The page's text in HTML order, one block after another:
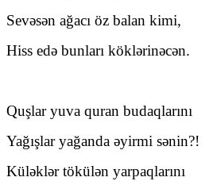
Sevəsən ağacı öz balan kimi,
Hiss edə bunları köklərinəcən.
Quşlar yuva quran budaqlarını
Yağışlar yağanda əyirmi sənin?!
Küləklər tökülən yarpaqlarını